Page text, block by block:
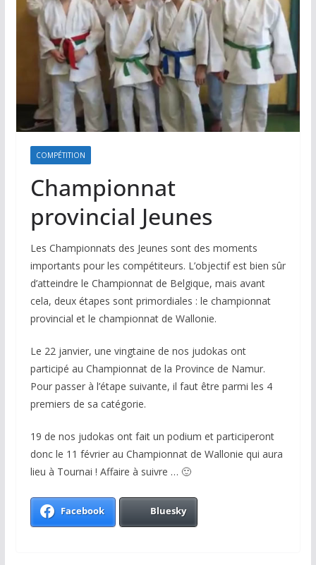
COMPÉTITION
Championnat
provincial Jeunes
Les Championnats des Jeunes sont des moments
importants pour les compétiteurs. L’objectif est bien sûr
d’atteindre le Championnat de Belgique, mais avant
cela, deux étapes sont primordiales : le championnat
provincial et le championnat de Wallonie.
Le 22 janvier, une vingtaine de nos judokas ont
participé au Championnat de la Province de Namur.
Pour passer à l’étape suivante, il faut être parmi les 4
premiers de sa catégorie.
19 de nos judokas ont fait un podium et participeront
donc le 11 février au Championnat de Wallonie qui aura
lieu à Tournai ! Affaire à suivre … 🙂
Facebook Bluesky